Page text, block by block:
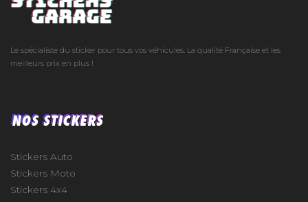
Le spécialiste du sticker pour tous vos véhicules. La qualité Française et les
meilleurs prix en plus !
NOS STICKERS
Stickers Auto
Stickers Moto
Stickers 4x4